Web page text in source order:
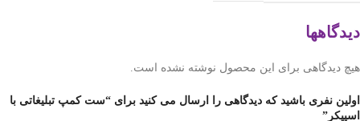
دیدگاهها
هیچ دیدگاهی برای این محصول نوشته نشده است.
اولین نفری باشید که دیدگاهی را ارسال می کنید برای “ست کمپ تبلیغاتی با
اسپیکر”